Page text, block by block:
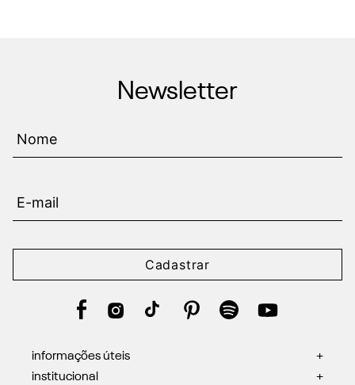
Newsletter
Cadastrar
informações úteis
+
institucional
+